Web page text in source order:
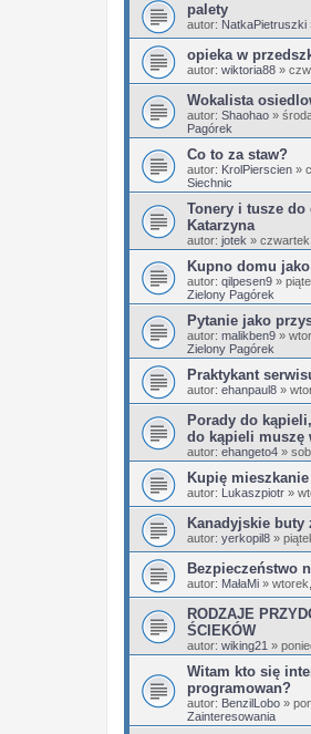
palety
autor: NatkaPietruszki
opieka w
autor: wiktoria88 »
Wokalista
autor: Shaohao »
Pagórek
Co to za staw?
autor: KrolPierscien »
Siechnic
Tonery i tusze do
Katarzyna
autor: jotek »
Kupno domu
autor: qilpesen9 »
Zielony Pagórek
Pytanie jako
autor: malikben9 »
Zielony Pagórek
Praktykant
autor: ehanpaul8 »
Porady do
do kąpieli muszę
autor: ehangeto4 »
Kupię
autor: Lukaszpiotr »
Kanadyjskie buty
autor: yerkopil8 »
Bezpieczeństwo
autor: MałaMi »
RODZAJE
ŚCIEKÓW
autor: wiking21 »
Witam kto się
programowan?
autor: BenzilLobo »
Zainteresowania